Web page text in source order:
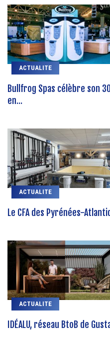
ACTUALITE
Bullfrog Spas célèbre son
en...
ACTUALITE
Le CFA des Pyrénées-
ACTUALITE
IDÉALU, réseau BtoB de